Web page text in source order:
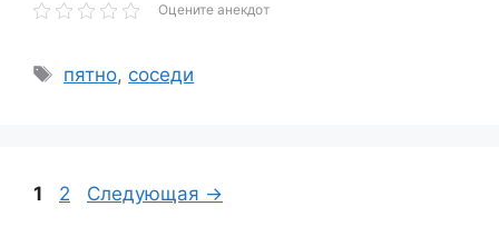
Оцените анекдот
Метки
пятно, соседи
Страница
1 Страница
2 Следующая →